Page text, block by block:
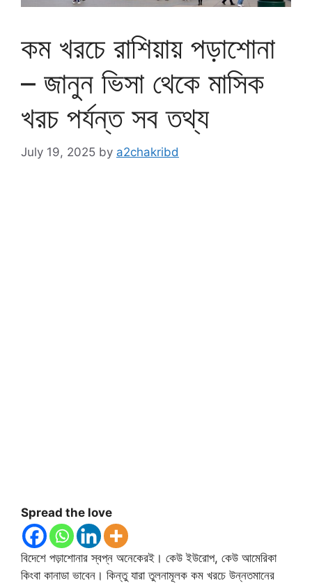
কম খরচে রাশিয়ায় পড়াশোনা
– জানুন ভিসা থেকে মাসিক
খরচ পর্যন্ত সব তথ্য
July 19, 2025 by a2chakribd
Spread the love
বিদেশে পড়াশোনার স্বপ্ন অনেকেরই। কেউ ইউরোপ, কেউ আমেরিকা
কিংবা কানাডা ভাবেন। কিন্তু যারা তুলনামূলক কম খরচে উন্নতমানের